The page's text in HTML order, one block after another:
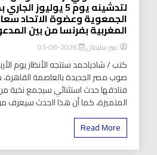
لتدشينه يوم 5 يوليوز
الجمعوية وعضوة الاتحاد
المغربية بفرنسا من بين
عبير سليمان 2026-08-03
صوب مصر الجديدة بالعاصمة
فنادقها حدث استثنائي سيجمع نخبة
المتميزة، كما أن هذا الحدث سيعرف
Read More